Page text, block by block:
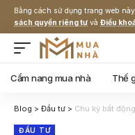
Bằng cách sử dụng trang web
sách quyền riêng tư và Điều
Cẩm nang mua nhà Thế
Blog > Đầu tư > Chu kỳ bất
ĐẦU TƯ